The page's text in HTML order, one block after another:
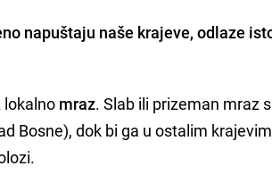
napuštaju naše krajeve, odlaze
lokalno mraz. Slab ili prizeman mraz
Bosne), dok bi ga u ostalim